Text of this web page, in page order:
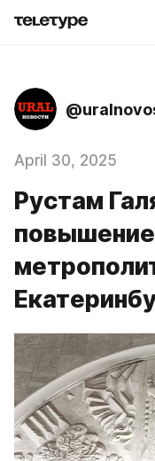
April 30, 2025
Рустам
повышение